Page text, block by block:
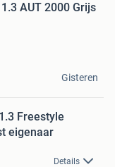
AUT 2000 Grijs
Gisteren
Freestyle
eigenaar
Details